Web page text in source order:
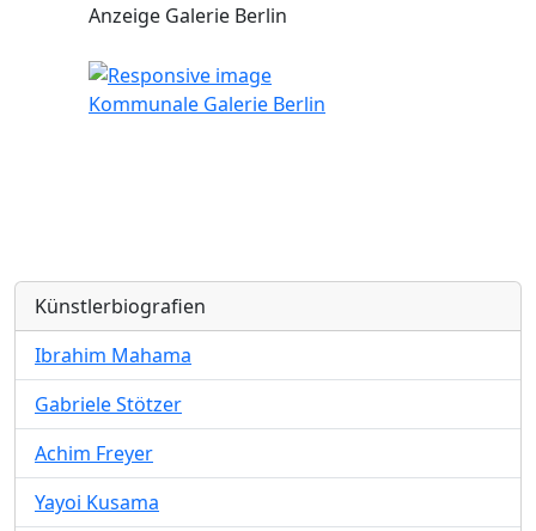
Anzeige Galerie Berlin
Kommunale Galerie Berlin
Künstlerbiografien
Ibrahim Mahama
Gabriele Stötzer
Achim Freyer
Yayoi Kusama